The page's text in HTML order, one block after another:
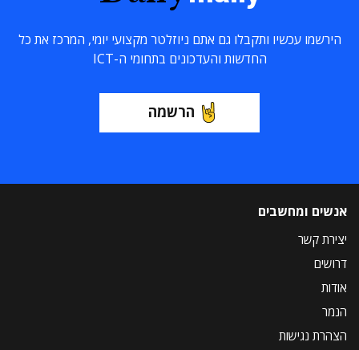
הירשמו עכשיו ותקבלו גם אתם ניוזלטר מקצועי יומי, המרכז את כל
החדשות והעדכונים בתחומי ה-ICT
הרשמה
אנשים ומחשבים
יצירת קשר
דרושים
אודות
הנמר
הצהרת נגישות